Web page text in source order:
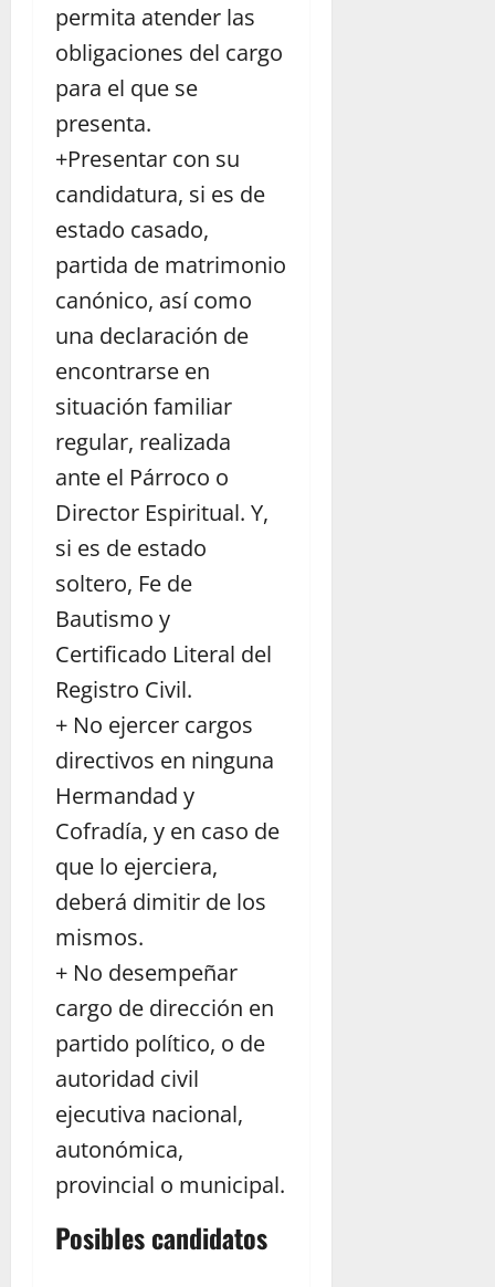
permita atender las
obligaciones del cargo
para el que se
presenta.
+Presentar con su
candidatura, si es de
estado casado,
partida de matrimonio
canónico, así como
una declaración de
encontrarse en
situación familiar
regular, realizada
ante el Párroco o
Director Espiritual. Y,
si es de estado
soltero, Fe de
Bautismo y
Certificado Literal del
Registro Civil.
+ No ejercer cargos
directivos en ninguna
Hermandad y
Cofradía, y en caso de
que lo ejerciera,
deberá dimitir de los
mismos.
+ No desempeñar
cargo de dirección en
partido político, o de
autoridad civil
ejecutiva nacional,
autonómica,
provincial o municipal.
Posibles candidatos